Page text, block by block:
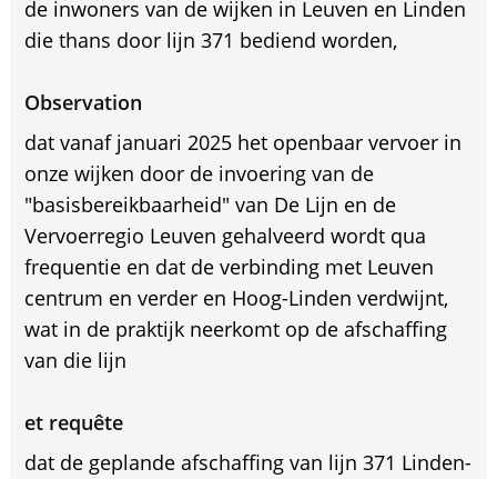
de inwoners van de wijken in Leuven en Linden
die thans door lijn 371 bediend worden,
Observation
dat vanaf januari 2025 het openbaar vervoer in
onze wijken door de invoering van de
"basisbereikbaarheid" van De Lijn en de
Vervoerregio Leuven gehalveerd wordt qua
frequentie en dat de verbinding met Leuven
centrum en verder en Hoog-Linden verdwijnt,
wat in de praktijk neerkomt op de afschaffing
van die lijn
et requête
dat de geplande afschaffing van lijn 371 Linden-